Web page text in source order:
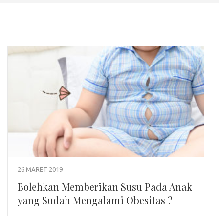
26 MARET 2019
Bolehkan Memberikan Susu Pada Anak
yang Sudah Mengalami Obesitas ?